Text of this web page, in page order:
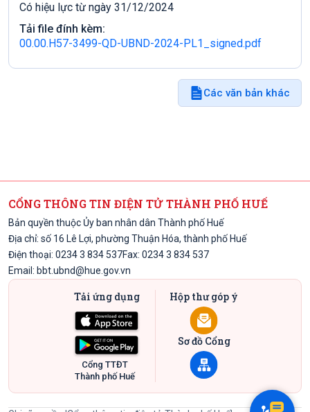
Có hiệu lực từ ngày 31/12/2024
Tải file đính kèm:
00.00.H57-3499-QD-UBND-2024-PL1_signed.pdf
Các văn bản khác
CỔNG THÔNG TIN ĐIỆN TỬ THÀNH PHỐ HUẾ
Bản quyền thuộc Ủy ban nhân dân Thành phố Huế
Địa chỉ: số 16 Lê Lợi, phường Thuận Hóa, thành phố Huế
Điện thoại: 0234 3 834 537Fax: 0234 3 834 537
Email: bbt.ubnd@hue.gov.vn
Tải ứng dụng
Cổng TTĐT
Thành phố Huế
Hộp thư góp ý
Sơ đồ Cổng